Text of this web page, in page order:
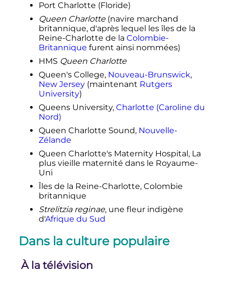
Port Charlotte (Floride)
Queen Charlotte(navire marchand
britannique, d'après lequel les îles de la
Reine-Charlotte de la Colombie-
Britannique furent ainsi nommées)
HMS Queen Charlotte
Queen's College, Nouveau-Brunswick,
New Jersey(maintenant Rutgers
University)
Queens University, Charlotte (Caroline du
Nord)
Queen Charlotte Sound, Nouvelle-
Zélande
Queen Charlotte's Maternity Hospital, La
plus vieille maternité dans le Royaume-
Uni
Îles de la Reine-Charlotte, Colombie
britannique
Strelitzia reginae, une fleur indigène
d'Afrique du Sud
Dans la culture populaire
À la télévision